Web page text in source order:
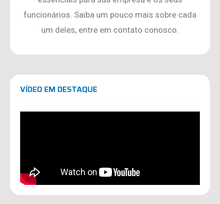
funcionários. Saiba um pouco mais sobre cada
um deles, entre em contato conosco.
VÍDEO EM DESTAQUE